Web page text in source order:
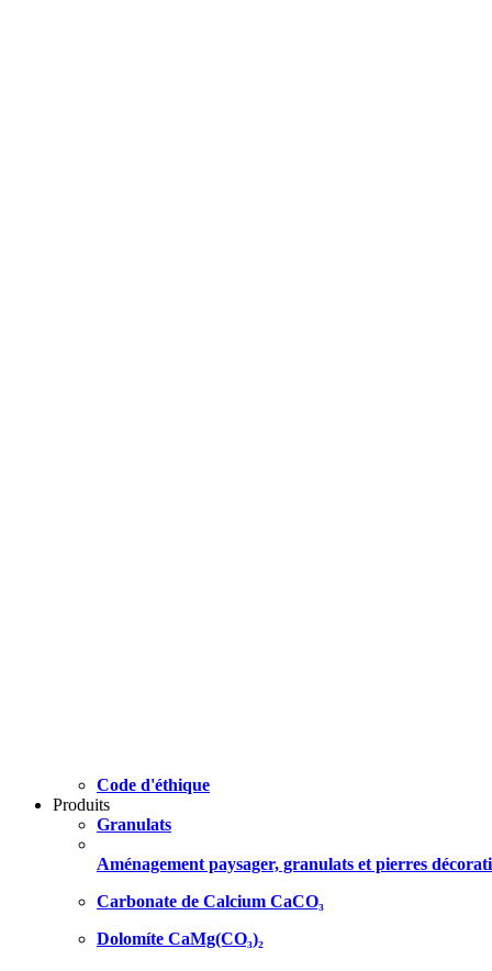
Code d'éthique
Produits
Granulats
Aménagement paysager, granulats et pierres
Carbonate de Calcium CaCO₃
Dolomíte CaMg(CO₃)₂